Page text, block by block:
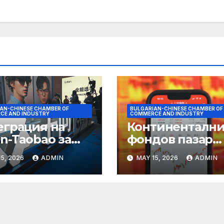
CHINESE CHAMBER OF
AND INDUSTRY
на
Taobao за
на
618
2026 ADMIN
BULGARIAN-CHINESE CHAMBER OF
COMMERCE AND INDUSTRY
фондов пазар
достига 11-
годишен връх
MAY 15, 2026 ADMIN